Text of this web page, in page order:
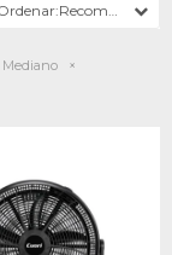
Recomendados
Mediano